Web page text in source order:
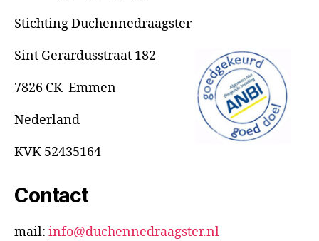
Stichting Duchennedraagster
Sint Gerardusstraat 182
7826 CK Emmen
Nederland
KVK 52435164
Contact
mail: info@duchennedraagster.nl